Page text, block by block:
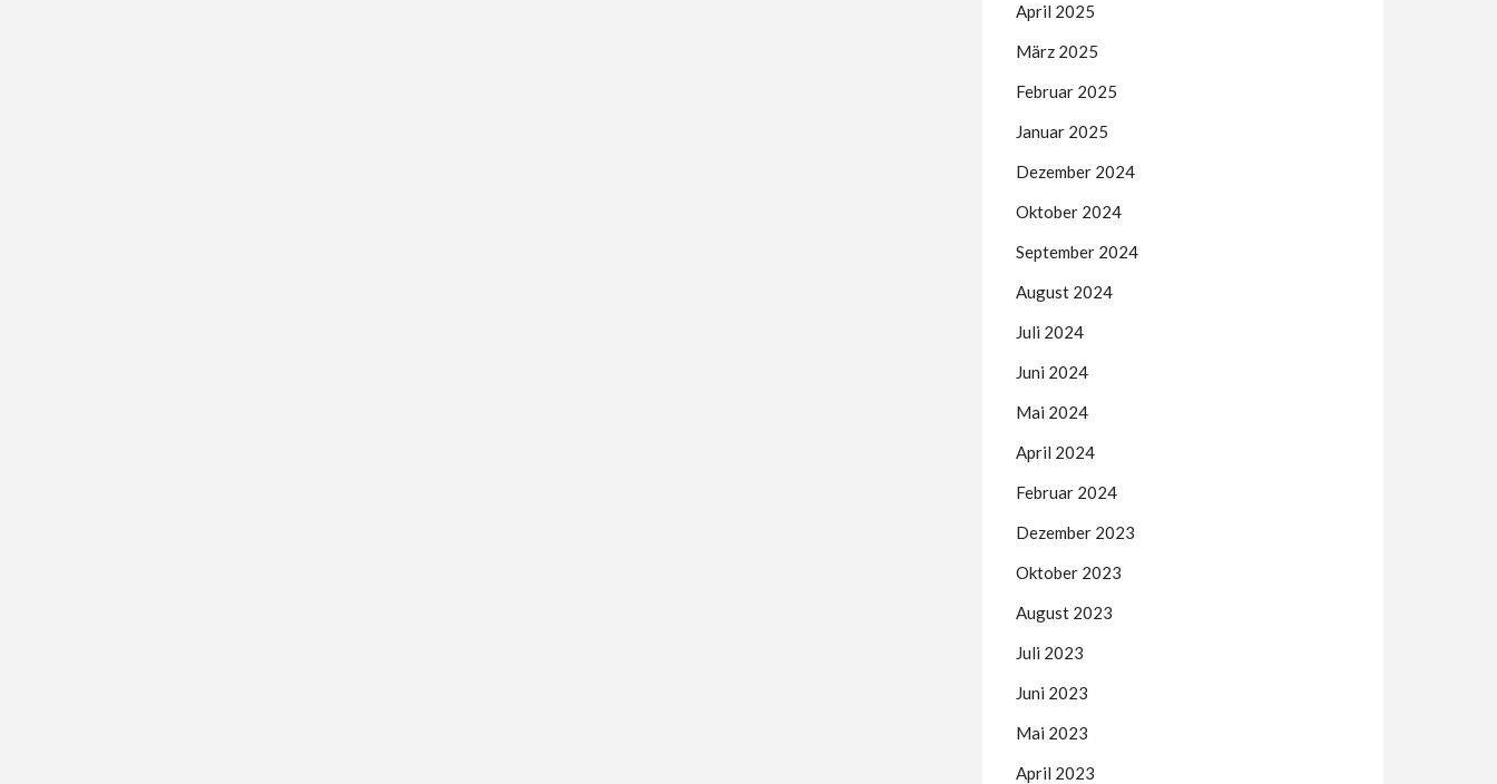
April 2025
März 2025
Februar 2025
Januar 2025
Dezember 2024
Oktober 2024
September 2024
August 2024
Juli 2024
Juni 2024
Mai 2024
April 2024
Februar 2024
Dezember 2023
Oktober 2023
August 2023
Juli 2023
Juni 2023
Mai 2023
April 2023